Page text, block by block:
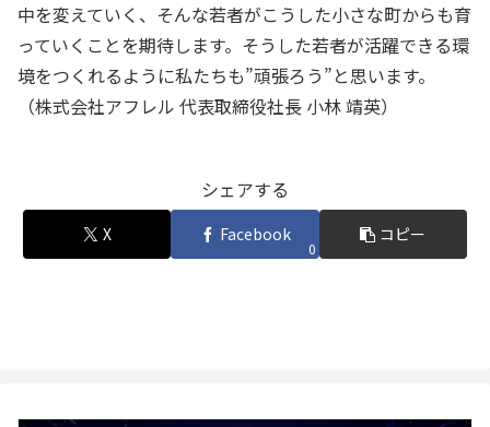
中を変えていく、そんな若者がこうした小さな町からも育
っていくことを期待します。そうした若者が活躍できる環
境をつくれるように私たちも”頑張ろう”と思います。
（株式会社アフレル 代表取締役社長 小林 靖英）
シェアする
X Facebook
0
コピー